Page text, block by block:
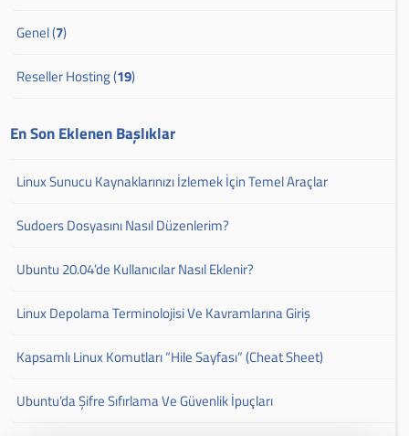
Genel (7)
Reseller Hosting (19)
En Son Eklenen Başlıklar
Linux Sunucu Kaynaklarınızı İzlemek İçin Temel Araçlar
Sudoers Dosyasını Nasıl Düzenlerim?
Ubuntu 20.04’de Kullanıcılar Nasıl Eklenir?
Linux Depolama Terminolojisi Ve Kavramlarına Giriş
Kapsamlı Linux Komutları “Hile Sayfası” (Cheat Sheet)
Ubuntu’da Şifre Sıfırlama Ve Güvenlik İpuçları